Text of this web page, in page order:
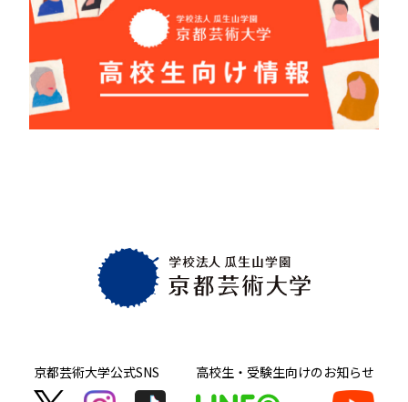
京都芸術大学公式SNS 高校生・受験生向けのお知らせ